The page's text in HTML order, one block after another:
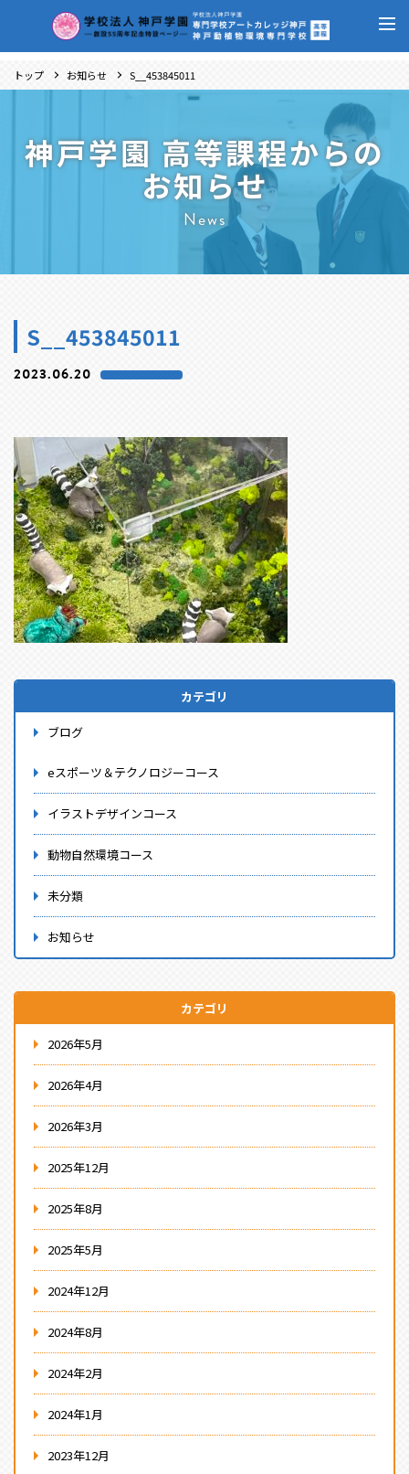
トップ お知らせ S__453845011
神戸学園 高等課程からの
お知らせ
News
S__453845011
2023.06.20
カテゴリ
ブログ
eスポーツ＆テクノロジーコース
イラストデザインコース
動物自然環境コース
未分類
お知らせ
カテゴリ
2026年5月
2026年4月
2026年3月
2025年12月
2025年8月
2025年5月
2024年12月
2024年8月
2024年2月
2024年1月
2023年12月